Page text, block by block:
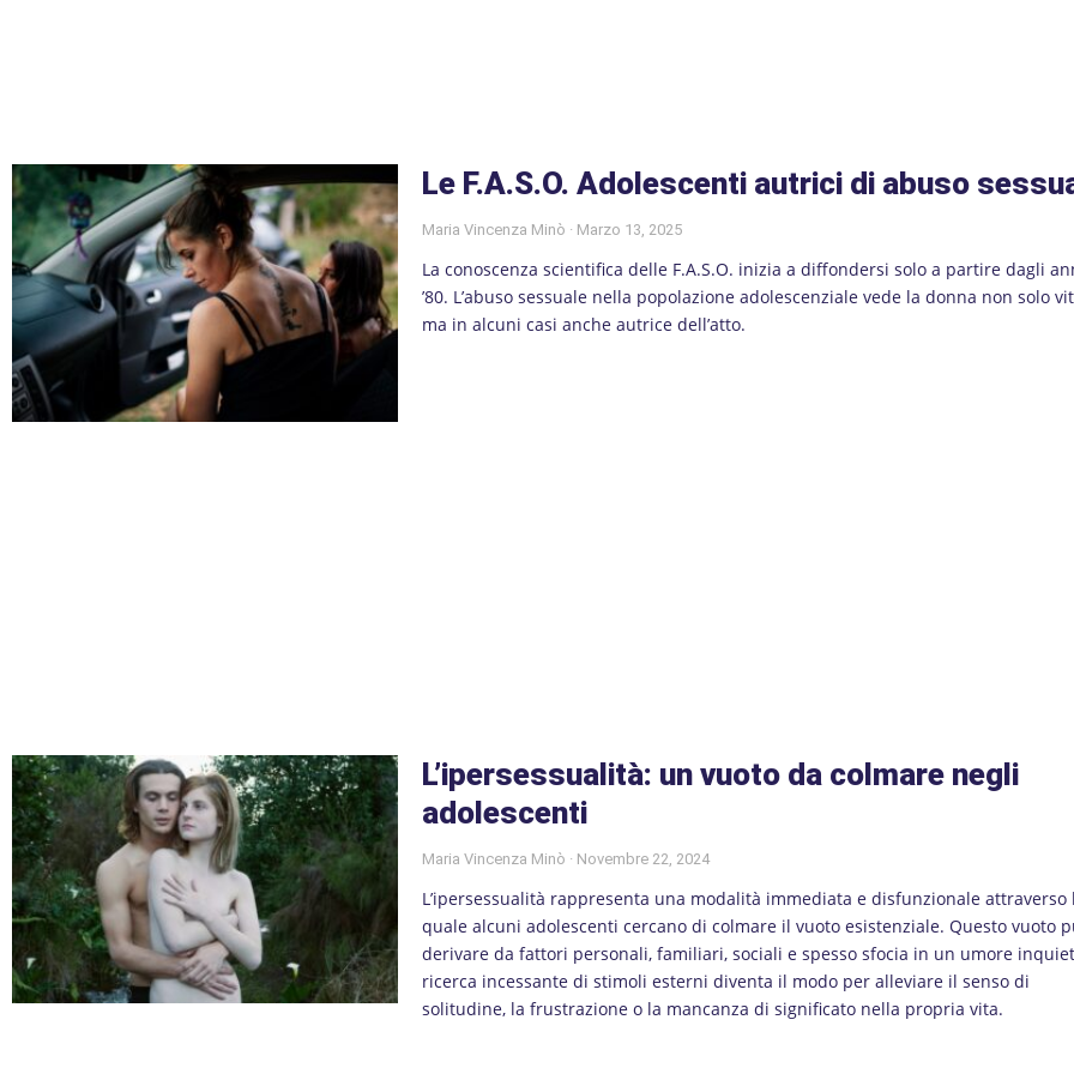
Le F.A.S.O. Adolescenti autrici di abuso
Maria Vincenza Minò Marzo 13, 2025
La conoscenza scientifica delle F.A.S.O. inizia a diffondersi solo a partire dagli
’80. L’abuso sessuale nella popolazione adolescenziale vede la donna non solo
ma in alcuni casi anche autrice dell’atto.
L’ipersessualità: un vuoto da colmare negli
adolescenti
Maria Vincenza Minò Novembre 22, 2024
L’ipersessualità rappresenta una modalità immediata e disfunzionale attraverso
quale alcuni adolescenti cercano di colmare il vuoto esistenziale. Questo vuoto
derivare da fattori personali, familiari, sociali e spesso sfocia in un umore
ricerca incessante di stimoli esterni diventa il modo per alleviare il senso di
solitudine, la frustrazione o la mancanza di significato nella propria vita.